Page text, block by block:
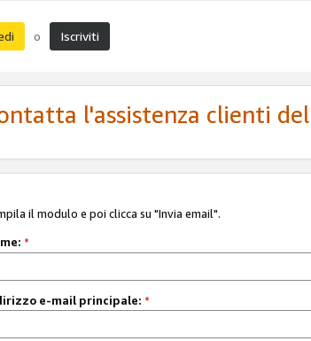
o Iscriviti
l'assistenza clienti
il modulo e poi clicca su "Invia email".
*
e-mail principale: *